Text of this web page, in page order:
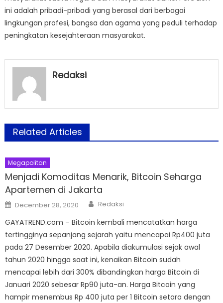
ini adalah pribadi-pribadi yang berasal dari berbagai
lingkungan profesi, bangsa dan agama yang peduli terhadap
peningkatan kesejahteraan masyarakat.
Redaksi
Related Articles
Megapolitan
Menjadi Komoditas Menarik, Bitcoin Seharga
Apartemen di Jakarta
Posted
on
December 28, 2020 Author
Redaksi
GAYATREND.com – Bitcoin kembali mencatatkan harga
tertingginya sepanjang sejarah yaitu mencapai Rp400 juta
pada 27 Desember 2020. Apabila diakumulasi sejak awal
tahun 2020 hingga saat ini, kenaikan Bitcoin sudah
mencapai lebih dari 300% dibandingkan harga Bitcoin di
Januari 2020 sebesar Rp90 juta-an. Harga Bitcoin yang
hampir menembus Rp 400 juta per 1 Bitcoin setara dengan